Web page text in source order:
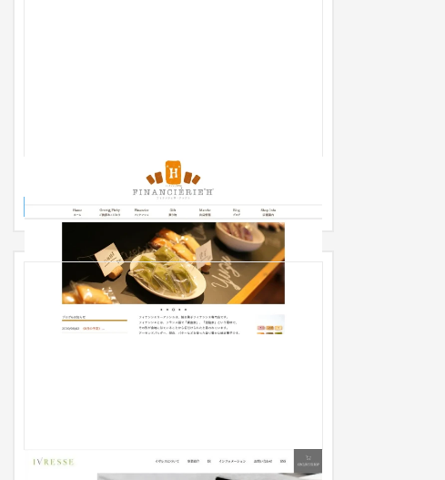
フィナンシェリーアッシュ様
企業サイト 飲食店・レストラン 〜30万円
IVRESSE様